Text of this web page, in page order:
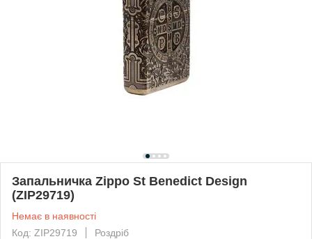
Запальничка Zippo St Benedict Design
(ZIP29719)
Немає в наявності
Код: ZIP29719
Роздріб